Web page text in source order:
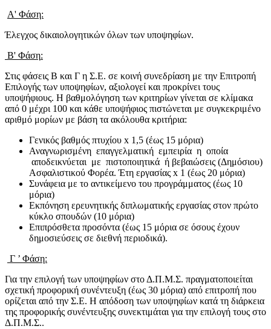
Α' Φάση:
Έλεγχος δικαιολογητικών όλων των υποψηφίων.
Β' Φάση:
Στις φάσεις Β και Γ η Σ.Ε. σε κοινή συνεδρίαση με την Επιτροπή
Επιλογής των υποψηφίων, αξιολογεί και προκρίνει τους
υποψήφιους. Η βαθμολόγηση των κριτηρίων γίνεται σε κλίμακα
από 0 μέχρι 100 και κάθε υποψήφιος πιστώνεται με συγκεκριμένο
αριθμό μορίων με βάση τα ακόλουθα κριτήρια:
Γενικός βαθμός πτυχίου x 1,5 (έως 15 μόρια)
Αναγνωρισμένη επαγγελματική εμπειρία η οποία
αποδεικνύεται με πιστοποιητικά ή βεβαιώσεις (Δημόσιου)
Ασφαλιστικού Φορέα. Έτη εργασίας x 1 (έως 20 μόρια)
Συνάφεια με το αντικείμενο του προγράμματος (έως 10
μόρια)
Εκπόνηση ερευνητικής διπλωματικής εργασίας στον πρώτο
κύκλο σπουδών (10 μόρια)
Επιπρόσθετα προσόντα (έως 15 μόρια σε όσους έχουν
δημοσιεύσεις σε διεθνή περιοδικά).
Γ ’ Φάση:
Για την επιλογή των υποψηφίων στο Δ.Π.Μ.Σ. πραγματοποιείται
σχετική προφορική συνέντευξη (έως 30 μόρια) από επιτροπή που
ορίζεται από την Σ.Ε. Η απόδοση των υποψηφίων κατά τη διάρκεια
της προφορικής συνέντευξης συνεκτιμάται για την επιλογή τους στο
Δ.Π.Μ.Σ..